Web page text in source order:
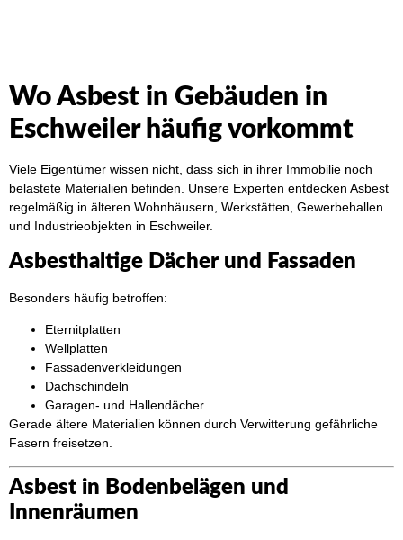
Wo Asbest in Gebäuden in
Eschweiler häufig vorkommt
Viele Eigentümer wissen nicht, dass sich in ihrer Immobilie noch
belastete Materialien befinden. Unsere Experten entdecken Asbest
regelmäßig in älteren Wohnhäusern, Werkstätten, Gewerbehallen
und Industrieobjekten in Eschweiler.
Asbesthaltige Dächer und Fassaden
Besonders häufig betroffen:
Eternitplatten
Wellplatten
Fassadenverkleidungen
Dachschindeln
Garagen- und Hallendächer
Gerade ältere Materialien können durch Verwitterung gefährliche
Fasern freisetzen.
Asbest in Bodenbelägen und
Innenräumen